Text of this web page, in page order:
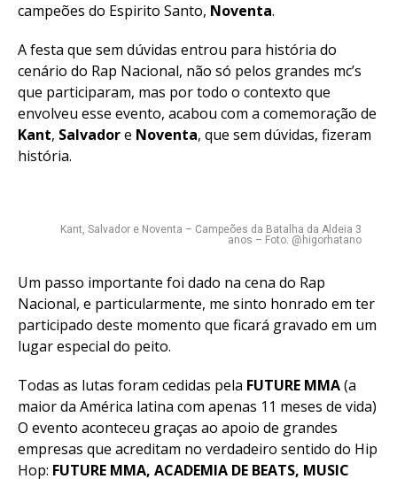
campeões do Espirito Santo, Noventa.
A festa que sem dúvidas entrou para história do
cenário do Rap Nacional, não só pelos grandes mc’s
que participaram, mas por todo o contexto que
envolveu esse evento, acabou com a comemoração de
Kant, Salvadore Noventa, que sem dúvidas, fizeram
história.
Kant, Salvador e Noventa – Campeões da Batalha da Aldeia 3
anos – Foto: @higorhatano
Um passo importante foi dado na cena do Rap
Nacional, e particularmente, me sinto honrado em ter
participado deste momento que ficará gravado em um
lugar especial do peito.
Todas as lutas foram cedidas pela FUTURE MMA(a
maior da América latina com apenas 11 meses de vida)
O evento aconteceu graças ao apoio de grandes
empresas que acreditam no verdadeiro sentido do Hip
Hop: FUTURE MMA, ACADEMIA DE BEATS, MUSIC